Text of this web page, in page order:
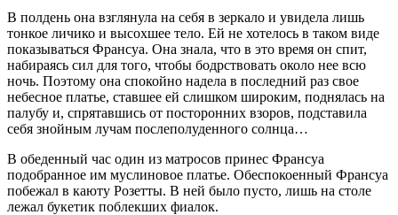
В полдень она взглянула на себя в зеркало и увидела лишь
тонкое личико и высохшее тело. Ей не хотелось в таком виде
показываться Франсуа. Она знала, что в это время он спит,
набираясь сил для того, чтобы бодрствовать около нее всю
ночь. Поэтому она спокойно надела в последний раз свое
небесное платье, ставшее ей слишком широким, поднялась на
палубу и, спрятавшись от посторонних взоров, подставила
себя знойным лучам послеполуденного солнца…
В обеденный час один из матросов принес Франсуа
подобранное им муслиновое платье. Обеспокоенный Франсуа
побежал в каюту Розетты. В ней было пусто, лишь на столе
лежал букетик поблекших фиалок.